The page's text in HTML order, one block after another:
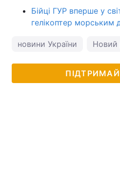
Бійці ГУР вперше у
гелікоптер морським
новини України Новий